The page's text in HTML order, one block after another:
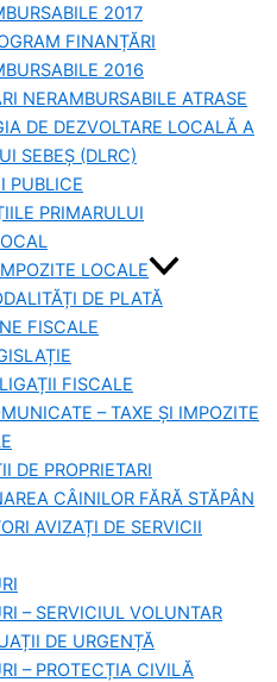
2017
FINANȚĂRI
2016
NERAMBURSABILE ATRASE
DE DEZVOLTARE LOCALĂ A
SEBEȘ (DLRC)
PUBLICE
PRIMARULUI
LOCALE
DE PLATĂ
FISCALE
FISCALE
– TAXE ȘI IMPOZITE
DE PROPRIETARI
CÂINILOR FĂRĂ STĂPÂN
AVIZAȚI DE SERVICII
– SERVICIUL VOLUNTAR
DE URGENȚĂ
– PROTECȚIA CIVILĂ